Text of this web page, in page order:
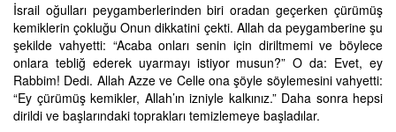
İsrail oğulları peygamberlerinden biri oradan geçerken çürümüş
kemiklerin çokluğu Onun dikkatini çekti. Allah da peygamberine şu
şekilde vahyetti: “Acaba onları senin için diriltmemi ve böylece
onlara tebliğ ederek uyarmayı istiyor musun?” O da: Evet, ey
Rabbim! Dedi. Allah Azze ve Celle ona şöyle söylemesini vahyetti:
“Ey çürümüş kemikler, Allah’ın izniyle kalkınız.” Daha sonra hepsi
dirildi ve başlarındaki toprakları temizlemeye başladılar.